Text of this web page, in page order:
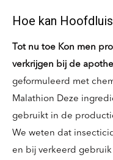
Hoe kan
Tot nu toe Kon men
verkrijgen bij de
geformuleerd met
Malathion Deze
gebruikt in de
We weten dat
en bij verkeerd